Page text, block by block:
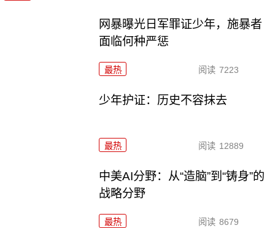
网暴曝光日军罪证少年，施暴者
面临何种严惩
最热 阅读 7223
少年护证：历史不容抹去
最热 阅读 12889
中美AI分野：从“造脑”到“铸身”的
战略分野
最热 阅读 8679